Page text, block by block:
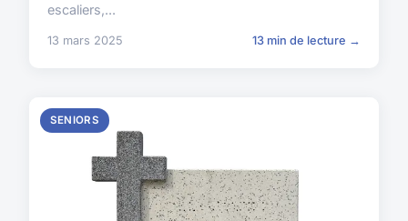
escaliers,...
13 mars 2025 13 min de lecture →
SENIORS